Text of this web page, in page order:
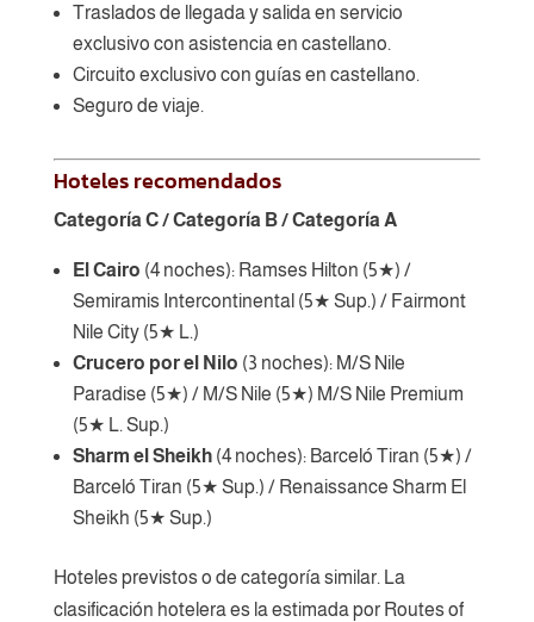
Traslados de llegada y salida en servicio
exclusivo con asistencia en castellano.
Circuito exclusivo con guías en castellano.
Seguro de viaje.
Hoteles recomendados
Categoría C / Categoría B / Categoría A
El Cairo (4 noches): Ramses Hilton (5★) /
Semiramis Intercontinental (5★ Sup.) / Fairmont
Nile City (5★ L.)
Crucero por el Nilo (3 noches): M/S Nile
Paradise (5★) / M/S Nile (5★) M/S Nile Premium
(5★ L. Sup.)
Sharm el Sheikh(4 noches): Barceló Tiran (5★) /
Barceló Tiran (5★ Sup.) / Renaissance Sharm El
Sheikh (5★ Sup.)
Hoteles previstos o de categoría similar. La
clasificación hotelera es la estimada por Routes of